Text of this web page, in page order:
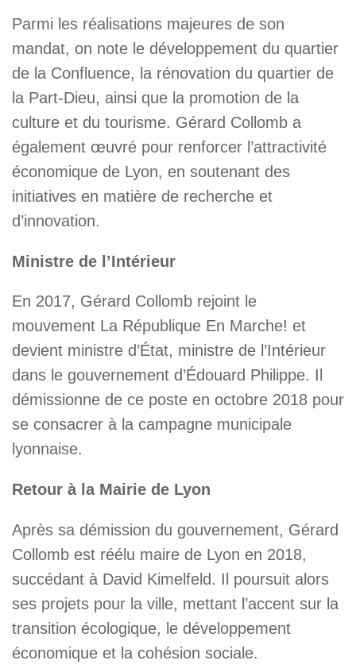
Parmi les réalisations majeures de son
mandat, on note le développement du quartier
de la Confluence, la rénovation du quartier de
la Part-Dieu, ainsi que la promotion de la
culture et du tourisme. Gérard Collomb a
également œuvré pour renforcer l’attractivité
économique de Lyon, en soutenant des
initiatives en matière de recherche et
d’innovation.
Ministre de l’Intérieur
En 2017, Gérard Collomb rejoint le
mouvement La République En Marche! et
devient ministre d’État, ministre de l’Intérieur
dans le gouvernement d’Édouard Philippe. Il
démissionne de ce poste en octobre 2018 pour
se consacrer à la campagne municipale
lyonnaise.
Retour à la Mairie de Lyon
Après sa démission du gouvernement, Gérard
Collomb est réélu maire de Lyon en 2018,
succédant à David Kimelfeld. Il poursuit alors
ses projets pour la ville, mettant l’accent sur la
transition écologique, le développement
économique et la cohésion sociale.